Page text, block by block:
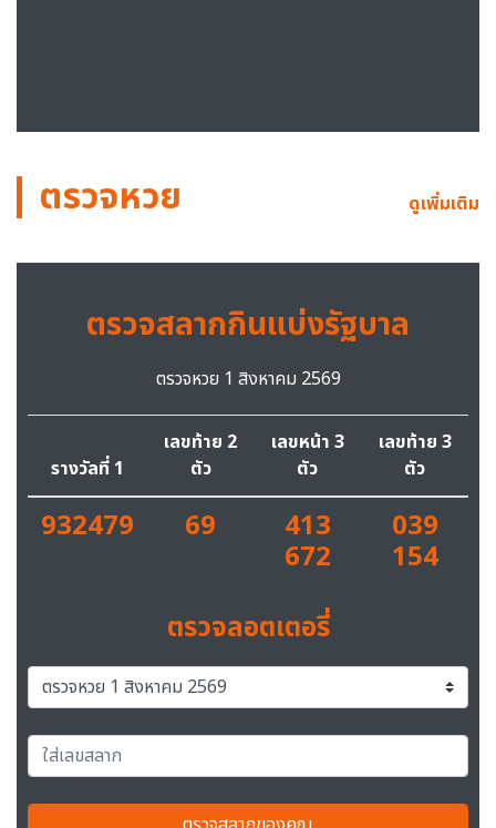
ตรวจหวย ดูเพิ่มเติม
ตรวจสลากกินแบ่งรัฐบาล
ตรวจหวย 1 สิงหาคม 2569
รางวัลที่ 1
เลขท้าย 2
ตัว
เลขหน้า 3
ตัว
เลขท้าย 3
ตัว
932479 69 413
672
039
154
ตรวจลอตเตอรี่